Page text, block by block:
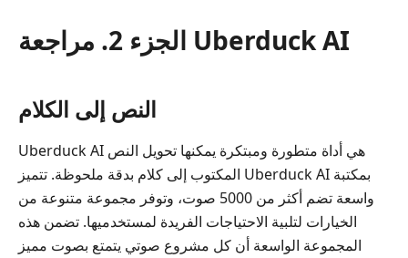
الجزء 2. مراجعة Uberduck AI
النص إلى الكلام
Uberduck AI هي أداة متطورة ومبتكرة يمكنها تحويل النص
المكتوب إلى كلام بدقة ملحوظة. تتميز Uberduck AI بمكتبة
واسعة تضم أكثر من 5000 صوت، وتوفر مجموعة متنوعة من
الخيارات لتلبية الاحتياجات الفريدة لمستخدميها. تضمن هذه
المجموعة الواسعة أن كل مشروع صوتي يتمتع بصوت مميز